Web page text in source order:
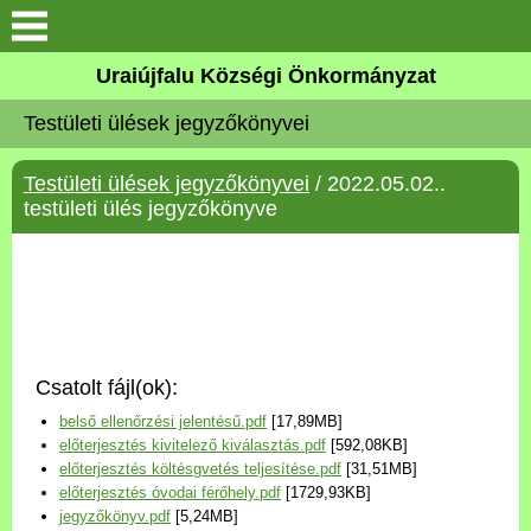
Köszöntő
Elérhetőségek
Uraiújfalu
Választási információk
Versenyképes Járások
Program
Uraiújfalu Községi Önkormányzat
Testületi ülések jegyzőkönyvei
Testületi ülések jegyzőkönyvei / 2022.05.02..
testületi ülés jegyzőkönyve
Csatolt fájl(ok):
belső ellenőrzési jelentésű.pdf [17,89MB]
előterjesztés kivitelező kiválasztás.pdf [592,08KB]
előterjesztés költésgvetés teljesítése.pdf [31,51MB]
előterjesztés óvodai férőhely.pdf [1729,93KB]
jegyzőkönyv.pdf [5,24MB]